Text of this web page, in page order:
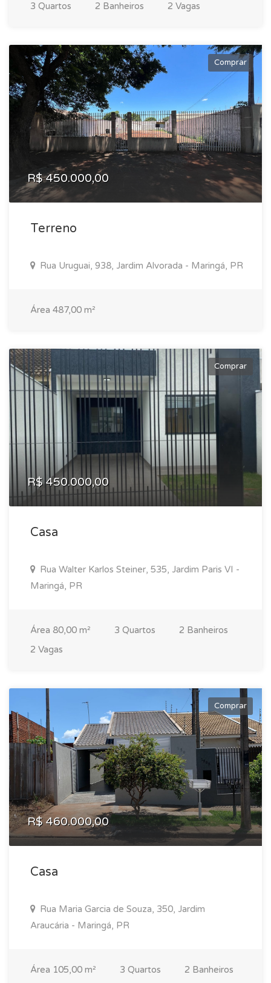
3 Quartos 2 Banheiros 2 Vagas
Comprar
R$ 450.000,00
Terreno
Rua Uruguai, 938, Jardim Alvorada - Maringá, PR
Área 487,00 m²
Comprar
R$ 450.000,00
Casa
Rua Walter Karlos Steiner, 535, Jardim Paris VI -
Maringá, PR
Área 80,00 m² 3 Quartos
2 Banheiros
2 Vagas
Comprar
R$ 460.000,00
Casa
Rua Maria Garcia de Souza, 350, Jardim
Araucária - Maringá, PR
Área 105,00 m² 3 Quartos
2 Banheiros